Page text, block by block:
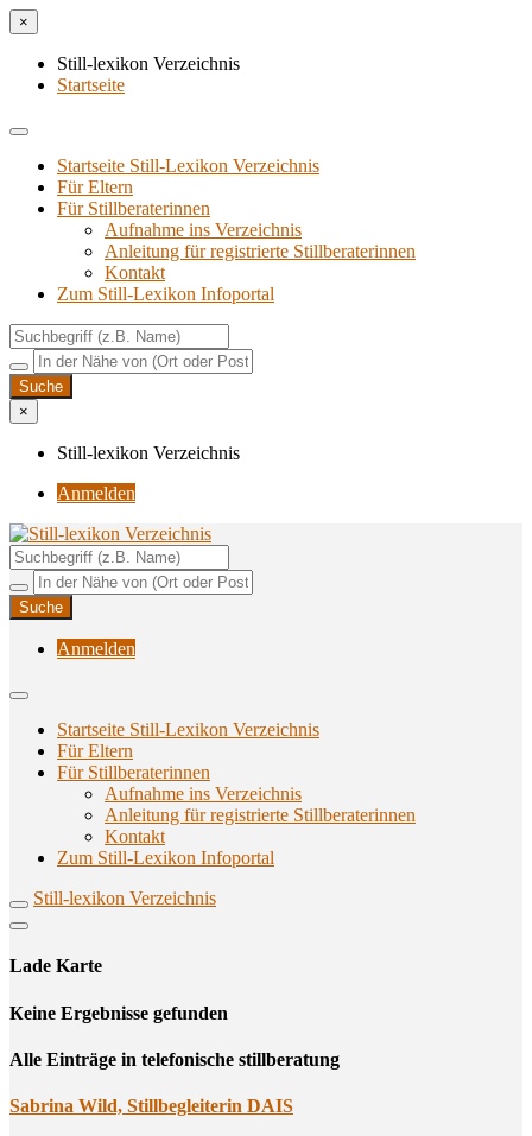
×
Still-lexikon Verzeichnis
Startseite
Startseite Still-Lexikon Verzeichnis
Für Eltern
Für Stillberaterinnen
Aufnahme ins Verzeichnis
Anlei­tung für regis­trier­te Stillberaterinnen
Kon­takt
Zum Still-Lexikon Infoportal
×
Still-lexikon Verzeichnis
Anmelden
Still-lexikon Verzeichnis
Unterstützungsangebote rund ums Stillen
Anmelden
Startseite Still-Lexikon Verzeichnis
Für Eltern
Für Stillberaterinnen
Aufnahme ins Verzeichnis
Anlei­tung für regis­trier­te Stillberaterinnen
Kon­takt
Zum Still-Lexikon Infoportal
Still-lexikon Verzeichnis
Lade Karte
Кeine Ergebnisse gefunden
Alle Einträge in telefonische stillberatung
Sabri­na Wild, Still­be­glei­te­rin DAIS